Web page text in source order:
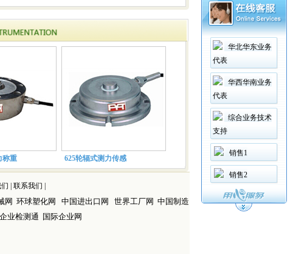
华北华东业务
代表
华西华南业务
代表
综合业务技术
支持
销售1
销售2
称重 625轮辐式测力传感
联系我们
网 环球塑化网 中国进出口网 世界工厂网 中国制造
企业检测通 国际企业网